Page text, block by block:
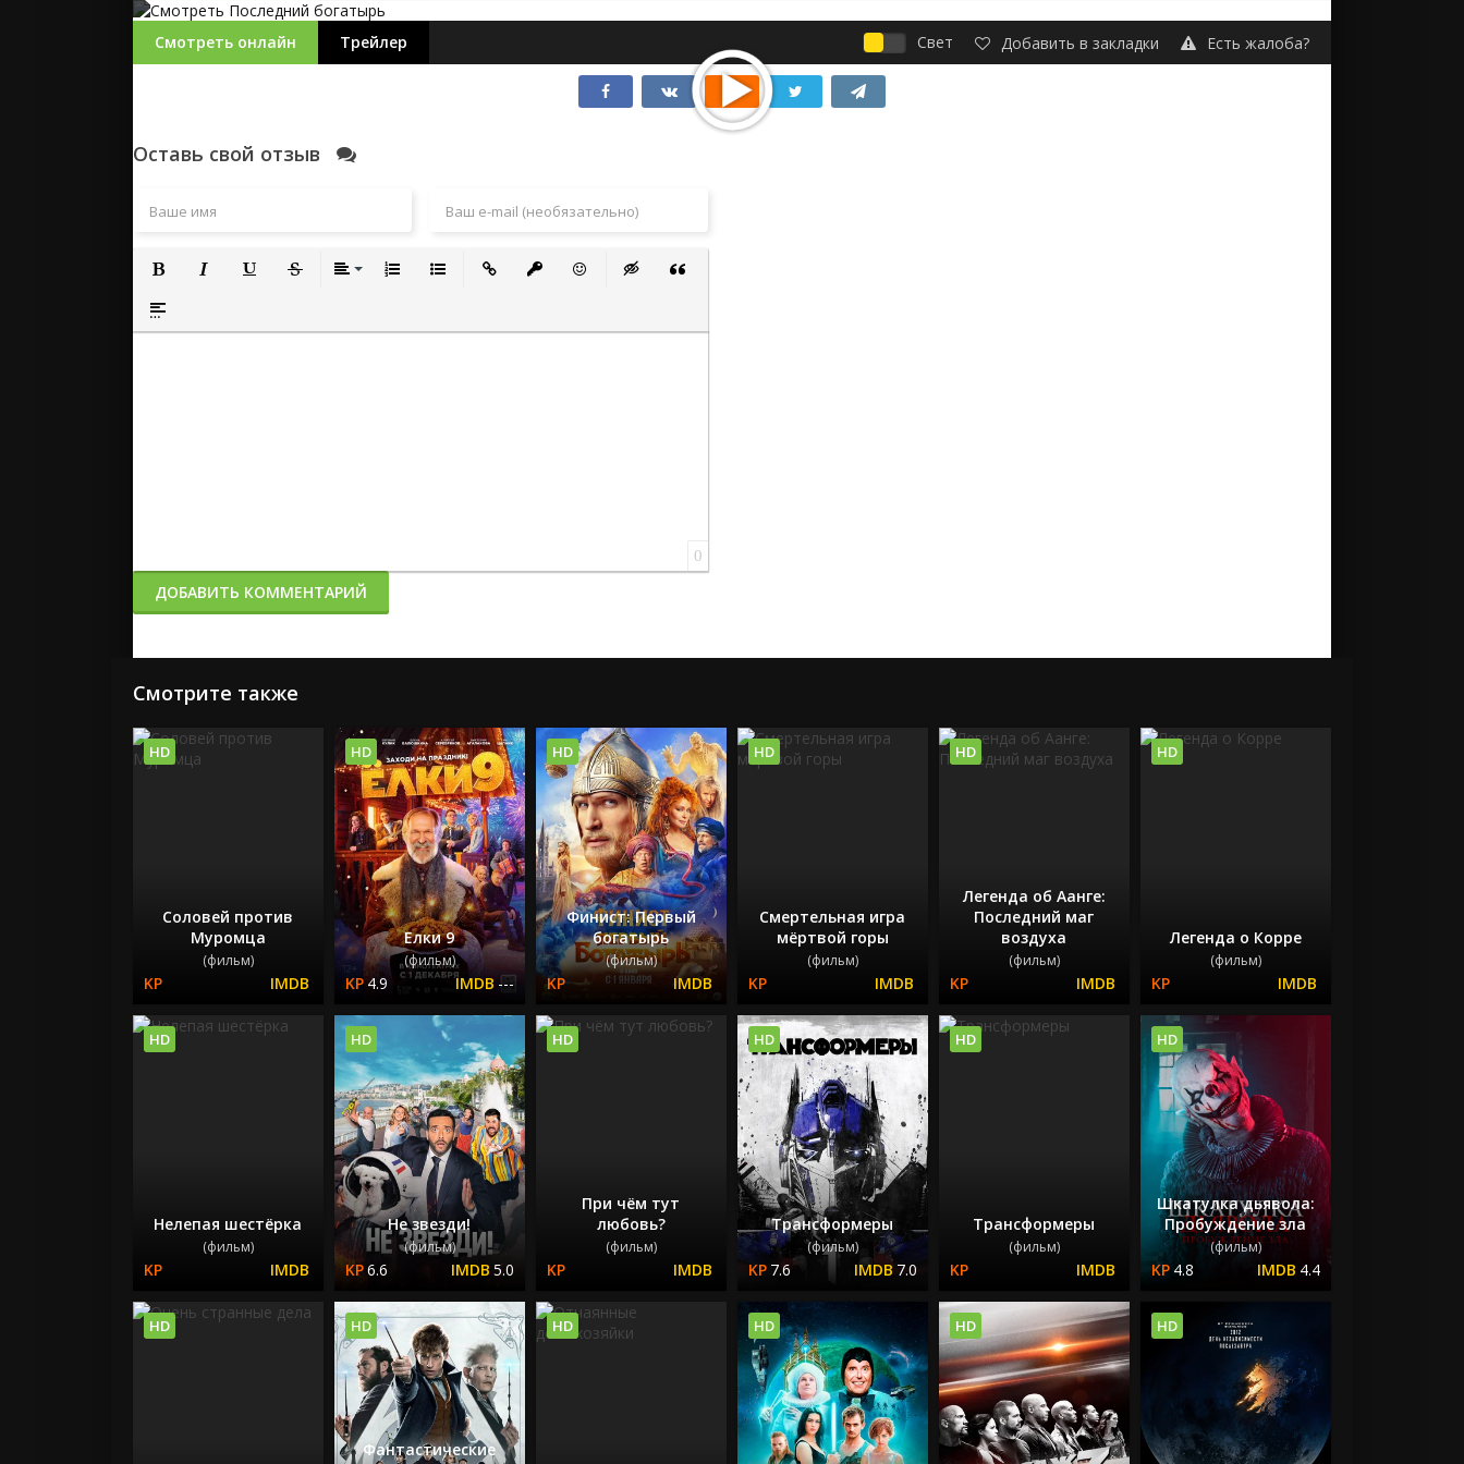
Смотреть онлайн Трейлер Свет Добавить в закладки Есть жалоба?
Оставь свой отзыв
Полужирный
Вставка спойлера
0
ДОБАВИТЬ КОММЕНТАРИЙ
Смотрите также
Соловей против
Муромца
(фильм)
HD
Елки 9
(фильм)
4.9 ---
HD
Финист: Первый
богатырь
(фильм)
HD
Смертельная игра
мёртвой горы
(фильм)
HD
Легенда об Аанге:
Последний маг
воздуха
(фильм)
HD
Легенда о Корре
(фильм)
HD
Нелепая шестёрка
(фильм)
HD
Не звезди!
(фильм)
6.6 5.0
HD
При чём тут
любовь?
(фильм)
HD
Трансформеры
(фильм)
7.6 7.0
HD
Трансформеры
(фильм)
HD
Шкатулка дьявола:
Пробуждение зла
(фильм)
4.8 4.4
HD
HD
Фантастические
HD HD HD HD HD